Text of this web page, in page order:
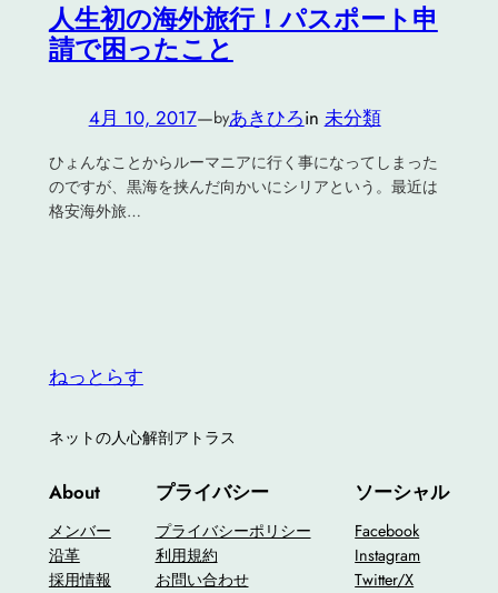
人生初の海外旅行！パスポート申
請で困ったこと
4月 10, 2017—byあきひろin 未分類
ひょんなことからルーマニアに行く事になってしまった
のですが、黒海を挟んだ向かいにシリアという。最近は
格安海外旅…
ねっとらす
ネットの人心解剖アトラス
About
メンバー
沿革
採用情報
プライバシー
プライバシーポリシー
利用規約
お問い合わせ
ソーシャル
Facebook
Instagram
Twitter/X